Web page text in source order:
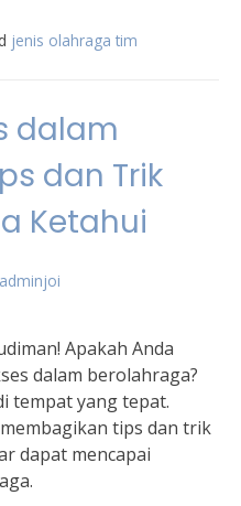
jenis olahraga tim
dalam
dan Trik
Ketahui
adminjoi
Apakah Anda
dalam berolahraga?
tempat yang tepat.
tips dan trik
dapat mencapai